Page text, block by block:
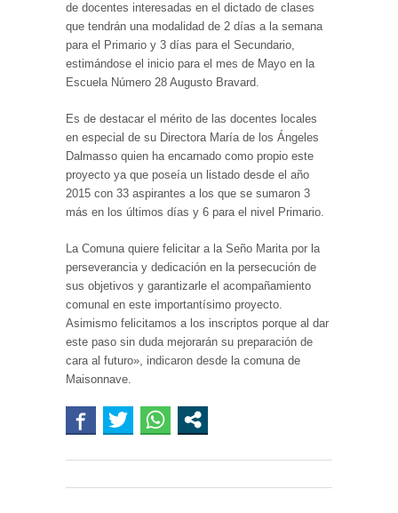
de docentes interesadas en el dictado de clases
que tendrán una modalidad de 2 días a la semana
para el Primario y 3 días para el Secundario,
estimándose el inicio para el mes de Mayo en la
Escuela Número 28 Augusto Bravard.
Es de destacar el mérito de las docentes locales
en especial de su Directora María de los Ángeles
Dalmasso quien ha encarnado como propio este
proyecto ya que poseía un listado desde el año
2015 con 33 aspirantes a los que se sumaron 3
más en los últimos días y 6 para el nivel Primario.
La Comuna quiere felicitar a la Seño Marita por la
perseverancia y dedicación en la persecución de
sus objetivos y garantizarle el acompañamiento
comunal en este importantísimo proyecto.
Asimismo felicitamos a los inscriptos porque al dar
este paso sin duda mejorarán su preparación de
cara al futuro», indicaron desde la comuna de
Maisonnave.